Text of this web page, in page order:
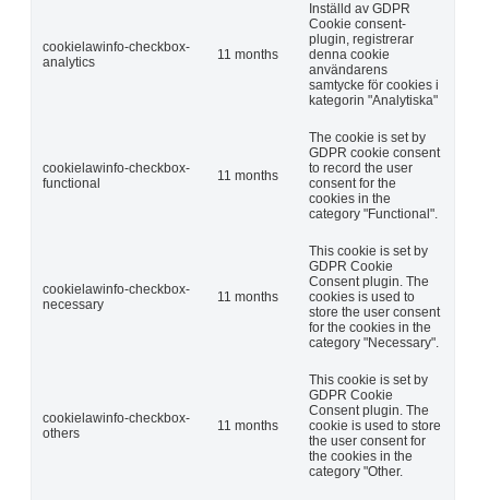
cookielawinfo-checkbox-
analytics
11 months
Inställd av GDPR
Cookie consent-
plugin, registrerar
denna cookie
användarens
samtycke för cookies i
kategorin "Analytiska"
cookielawinfo-checkbox-
functional
11 months
The cookie is set by
GDPR cookie consent
to record the user
consent for the
cookies in the
category "Functional".
cookielawinfo-checkbox-
necessary
11 months
This cookie is set by
GDPR Cookie
Consent plugin. The
cookies is used to
store the user consent
for the cookies in the
category "Necessary".
cookielawinfo-checkbox-
others
11 months
This cookie is set by
GDPR Cookie
Consent plugin. The
cookie is used to store
the user consent for
the cookies in the
category "Other.